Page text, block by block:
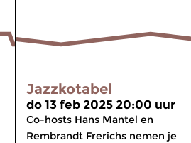
Jazzkotabel
do 13 feb 2025 20:00 uur
Co-hosts Hans Mantel en
Rembrandt Frerichs nemen je